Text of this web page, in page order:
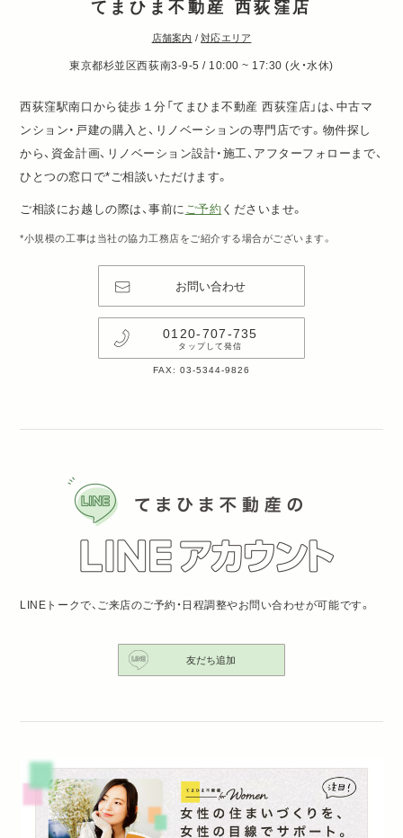
てまひま不動産 西荻窪店
店舗案内 /対応エリア
東京都杉並区西荻南3-9-5 / 10:00 ~ 17:30 (火・水休)
西荻窪駅南口から徒歩１分「てまひま不動産 西荻窪店」は、中古マ
ンション・戸建の購入と、リノベーションの専門店です。物件探し
から、資金計画、リノベーション設計・施工、アフターフォローまで、
ひとつの窓口で*ご相談いただけます。
ご相談にお越しの際は、事前に ご予約 くださいませ。
*小規模の工事は当社の協力工務店をご紹介する場合がございます。
お問い合わせ
0120-707-735
タップして発信
FAX: 03-5344-9826
LINEトークで、ご来店のご予約・日程調整やお問い合わせが可能です。
友だち追加